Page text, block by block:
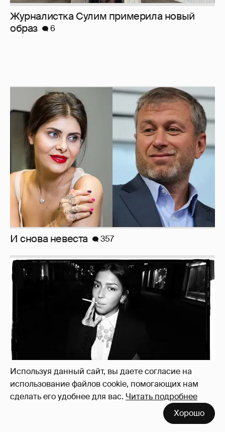
Используя данный сайт, вы даете согласие на
использование файлов cookie, помогающих нам
сделать его удобнее для вас. Читать подробнее
Хорошо
И снова невеста
Рублёвские дочки 187